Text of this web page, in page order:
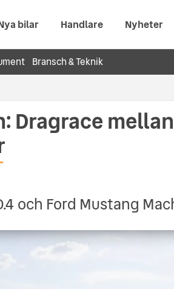
bilar Handlare Nyheter
Bransch & Teknik
Dragrace
och Ford Mustang